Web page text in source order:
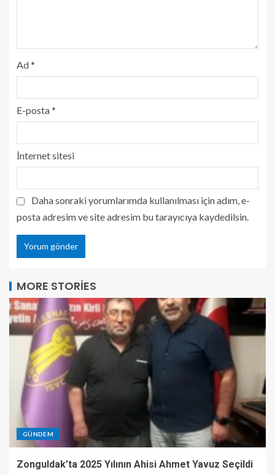
Ad*
E-posta*
İnternet sitesi
Daha sonraki yorumlarımda kullanılması için adım, e-
posta adresim ve site adresim bu tarayıcıya kaydedilsin.
MORE STORIES
GÜNDEM
Zonguldak’ta 2025 Yılının Ahisi Ahmet Yavuz Seçildi